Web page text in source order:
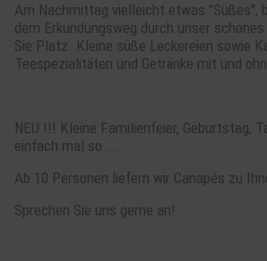
Am Nachmittag vielleicht etwas "Süßes",
dem Erkundungsweg durch unser
Sie Platz. Kleine süße Leckereien sowie
Teespezialitäten und Getränke mit und
NEU !!! Kleine Familienfeier, Geburtstag,
einfach mal so....
Ab 10 Personen liefern wir Canapés zu
Sprechen Sie uns gerne an!